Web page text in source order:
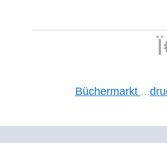
Büchermarkt ...